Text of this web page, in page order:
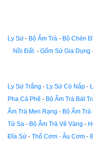
Ly Sứ - Bộ Ấm Trà - Bộ Chén
Nồi Đất - Gốm Sứ Gia Dụng
Ly Sứ Trắng - Ly Sứ Có Nắp -
Pha Cà Phê - Bộ Ấm Trà Bát
Ấm Trà Men Rạng - Bộ Ấm
Tử Sa - Bộ Ấm Trà Vẽ Vàng -
Đĩa Sứ - Thố Cơm - Âu Cơm -